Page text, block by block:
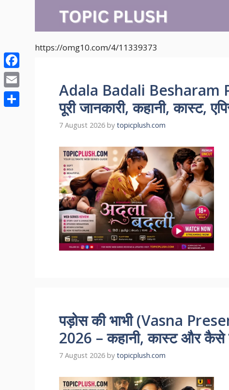
https://omg10.com/4/11339373
Adala Badali Besharam
पूरी जानकारी, कहानी, कास्ट,
7 August 2026 by topicplush.com
पड़ोस की भाभी (Vasna
2026 – कहानी, कास्ट और
7 August 2026 by topicplush.com
Facebook
Email